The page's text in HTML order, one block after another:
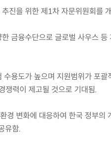
진을 위한 제1차 자문위원회를
금융수단으로 글로벌 사우스 등
용도가 높으며 지원범위가 포괄
쟁력이 제고될 것으로 기대됨.
경 변화에 대응하여 한국 정부의
유함.